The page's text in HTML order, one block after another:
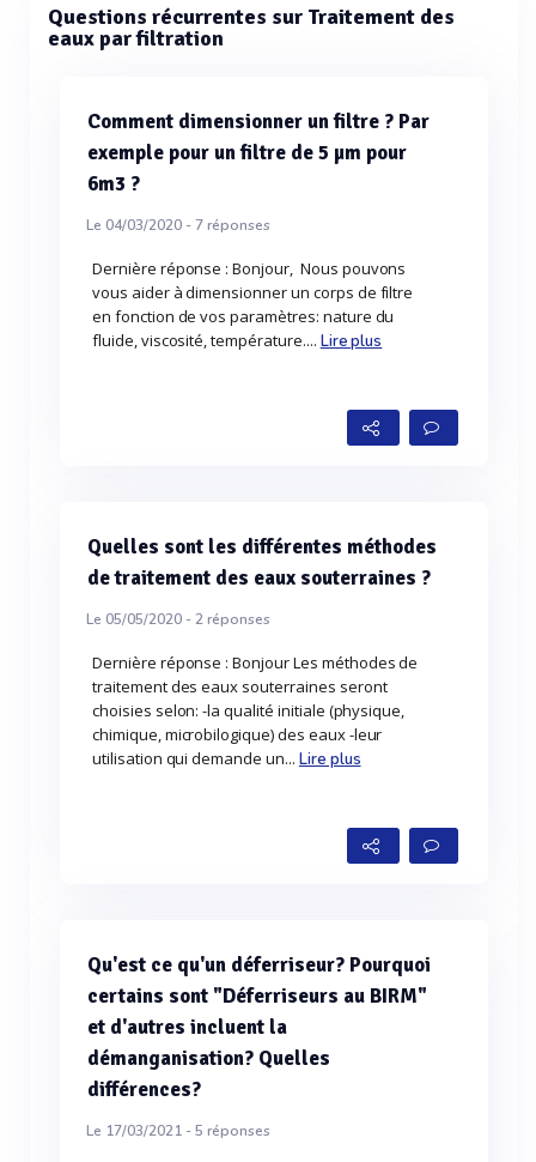
Questions récurrentes sur Traitement des
eaux par filtration
Comment dimensionner un filtre ? Par
exemple pour un filtre de 5 µm pour
6m3 ?
Le 04/03/2020 -7réponses
Dernière réponse : Bonjour, Nous pouvons
vous aider à dimensionner un corps de filtre
en fonction de vos paramètres: nature du
fluide, viscosité, température.... Lire plus
Quelles sont les différentes méthodes
de traitement des eaux souterraines ?
Le 05/05/2020 -2réponses
Dernière réponse : Bonjour Les méthodes de
traitement des eaux souterraines seront
choisies selon: -la qualité initiale (physique,
chimique, microbilogique) des eaux -leur
utilisation qui demande un... Lire plus
Qu'est ce qu'un déferriseur? Pourquoi
certains sont "Déferriseurs au BIRM"
et d'autres incluent la
démanganisation? Quelles
différences?
Le 17/03/2021 -5 réponses